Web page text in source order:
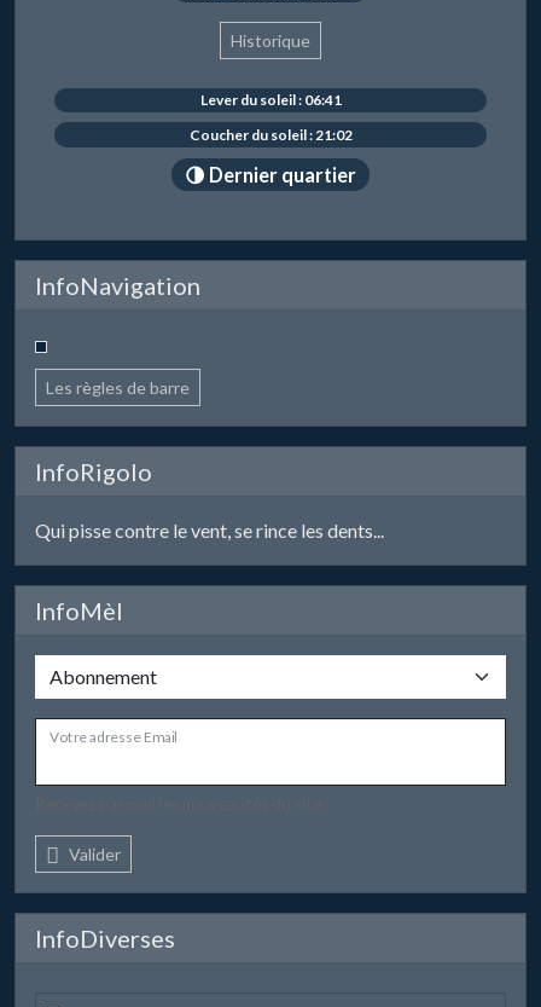
Historique
Lever du soleil : 06:41
Coucher du soleil : 21:02
🌗 Dernier quartier
InfoNavigation
Les règles de barre
InfoRigolo
Qui pisse contre le vent, se rince les dents...
InfoMèl
Votre adresse Email
Valider
InfoDiverses